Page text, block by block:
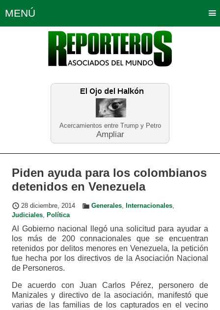
Acercamientos entre Trump y Petro
Ampliar
MENÚ
Política Opinión Bogotá
Planeta Tierra Deportes
Educación Neira
Piden ayuda para los colombianos
detenidos en Venezuela
28 diciembre, 2014 Generales, Internacionales,
Judiciales, Política
Al Gobierno nacional llegó una solicitud para ayudar a
los más de 200 connacionales que se encuentran
retenidos por delitos menores en Venezuela, la petición
fue hecha por los directivos de la Asociación Nacional
de Personeros.
De acuerdo con Juan Carlos Pérez, personero de
Manizales y directivo de la asociación, manifestó que
varias de las familias de los capturados en el vecino